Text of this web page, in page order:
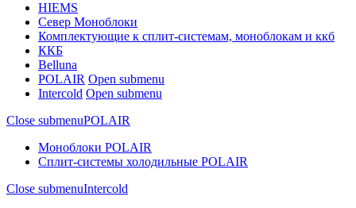
HIEMS
Север Моноблоки
Комплектующие к сплит-системам, моноблокам и ккб
ККБ
Belluna
POLAIR Open submenu
Intercold Open submenu
Close submenuPOLAIR
Моноблоки POLAIR
Сплит-системы холодильные POLAIR
Close submenuIntercold